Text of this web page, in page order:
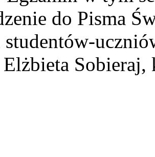
do Pisma
studentów-
Sobieraj,